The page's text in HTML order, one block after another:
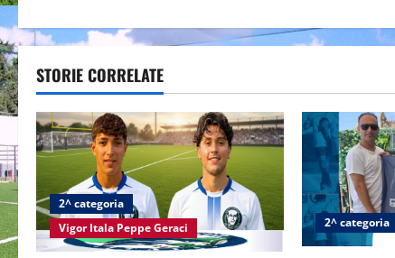
t
n
a
v
i
g
STORIE CORRELATE
2^ categoria
Vigor Itala Peppe Geraci
2^ categoria